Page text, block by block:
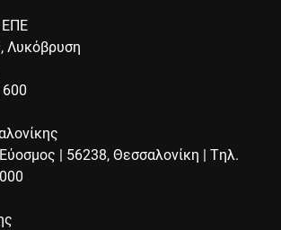
ΕΠΕ
Λυκόβρυση
| 56238, Θεσσαλονίκη | Τηλ.